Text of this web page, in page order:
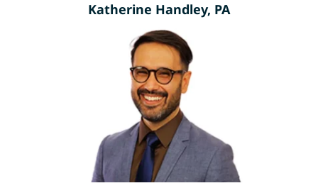
Katherine Handley, PA